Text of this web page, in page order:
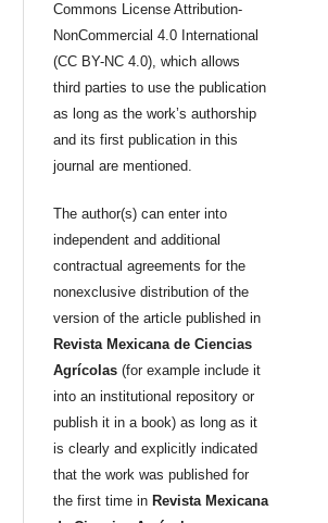
Commons License Attribution-
NonCommercial 4.0 International
(CC BY-NC 4.0), which allows
third parties to use the publication
as long as the work’s authorship
and its first publication in this
journal are mentioned.
The author(s) can enter into
independent and additional
contractual agreements for the
nonexclusive distribution of the
version of the article published in
Revista Mexicana de Ciencias
Agrícolas (for example include it
into an institutional repository or
publish it in a book) as long as it
is clearly and explicitly indicated
that the work was published for
the first time in Revista Mexicana